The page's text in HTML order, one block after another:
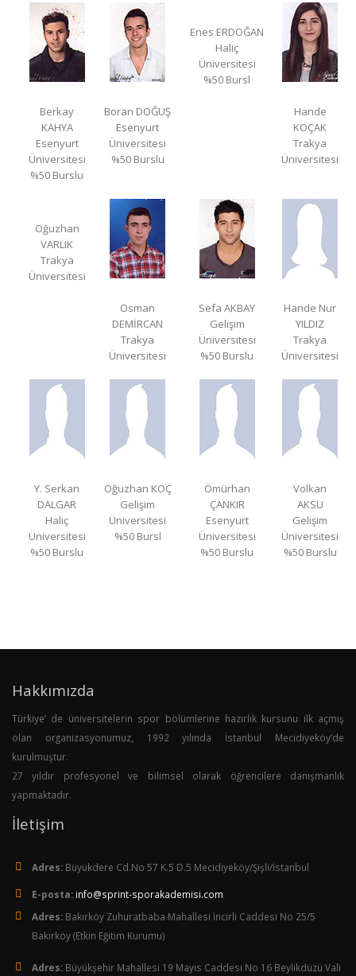
Berkay
KAHYA
Esenyurt
Üniversitesi
%50 Burslu
Boran DOĞUŞ
Esenyurt
Üniversitesi
%50 Burslu
Enes ERDOĞAN
Haliç
Üniversitesi
%50 Bursl
Hande
KOÇAK
Trakya
Üniversitesi
Oğuzhan
VARLIK
Trakya
Üniversitesi
Osman
DEMİRCAN
Trakya
Üniversitesi
Sefa AKBAY
Gelişim
Üniversitesi
%50 Burslu
Hande Nur
YILDIZ
Trakya
Üniversitesi
Y. Serkan
DALGAR
Haliç
Üniversitesi
%50 Burslu
Oğuzhan KOÇ
Gelişim
Üniversitesi
%50 Bursl
Ömürhan
ÇANKIR
Esenyurt
Üniversitesi
%50 Burslu
Volkan
AKSU
Gelişim
Üniversitesi
%50 Burslu
Hakkımızda
Türkiye’ de üniversitelerin spor bölümlerine hazırlık kursunu ilk açmış
olan organizasyonumuz, 1992 yılında İstanbul Mecidiyeköy’de
kurulmuştur.
27 yıldır profesyonel ve bilimsel olarak öğrencilere danışmanlık
yapmaktadır.
İletişim
Adres: Büyükdere Cd.No 57 K.5 D.5 Mecidiyeköy/Şişli/İstanbul
E-posta: info@sprint-sporakademisi.com
Adres: Bakırköy Zuhuratbaba Mahallesi İncirli Caddesi No 25/5
Bakırköy (Etkin Eğitim Kurumu)
Adres: Büyükşehir Mahallesi 19 Mayıs Caddesi No 16 Beylikdüzü Vali